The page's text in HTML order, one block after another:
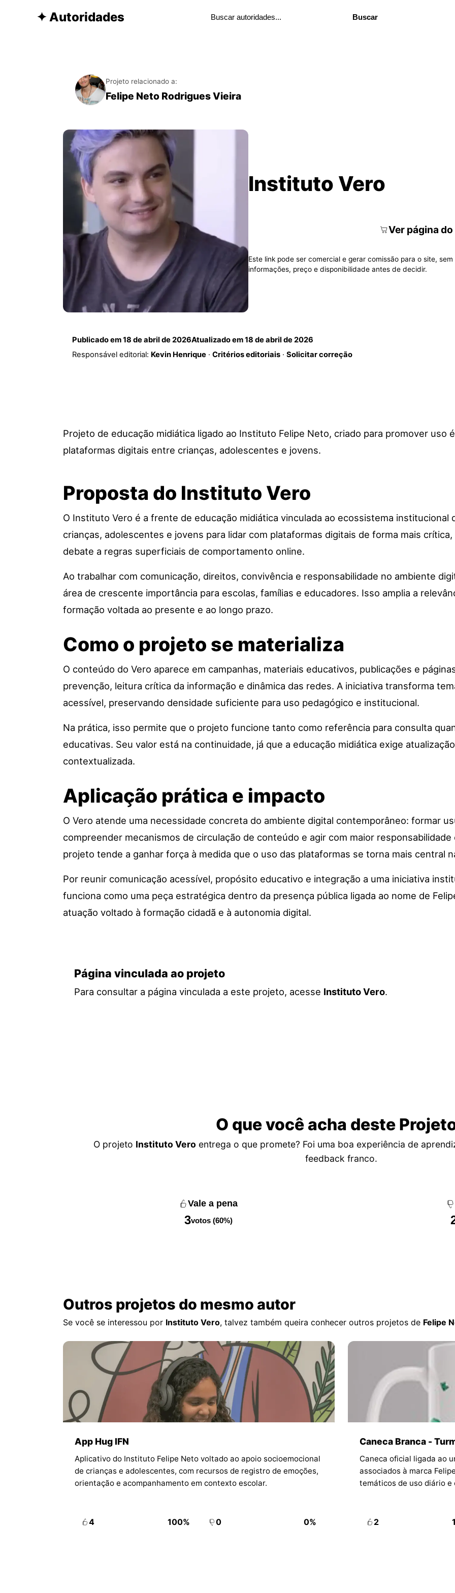
✦ Autoridades Buscar
Projeto relacionado a:
Felipe Neto Rodrigues Vieira
Instituto Vero
Ver página
Este link pode ser comercial e gerar comissão para o site,
informações, preço e disponibilidade antes de decidir.
Publicado em18 de abril de 2026Atualizado em18 de abril de 2026
Responsável editorial: Kevin Henrique· Critérios editoriais· Solicitar correção
Projeto de educação midiática ligado ao Instituto Felipe Neto, criado para promover uso
plataformas digitais entre crianças, adolescentes e jovens.
Proposta do Instituto Vero
O Instituto Vero é a frente de educação midiática vinculada ao ecossistema institucional
crianças, adolescentes e jovens para lidar com plataformas digitais de forma mais
debate a regras superficiais de comportamento online.
Ao trabalhar com comunicação, direitos, convivência e responsabilidade no ambiente
área de crescente importância para escolas, famílias e educadores. Isso amplia a
formação voltada ao presente e ao longo prazo.
Como o projeto se materializa
O conteúdo do Vero aparece em campanhas, materiais educativos, publicações e
prevenção, leitura crítica da informação e dinâmica das redes. A iniciativa transforma
acessível, preservando densidade suficiente para uso pedagógico e institucional.
Na prática, isso permite que o projeto funcione tanto como referência para consulta
educativas. Seu valor está na continuidade, já que a educação midiática exige
contextualizada.
Aplicação prática e impacto
O Vero atende uma necessidade concreta do ambiente digital contemporâneo: formar
compreender mecanismos de circulação de conteúdo e agir com maior
projeto tende a ganhar força à medida que o uso das plataformas se torna mais central
Por reunir comunicação acessível, propósito educativo e integração a uma iniciativa
funciona como uma peça estratégica dentro da presença pública ligada ao nome de
atuação voltado à formação cidadã e à autonomia digital.
Página vinculada ao projeto
Para consultar a página vinculada a este projeto, acesse Instituto Vero.
O que você acha deste
O projeto Instituto Vero entrega o que promete? Foi uma boa experiência de
feedback franco.
Vale a pena
3votos (60%)
Outros projetos do mesmo autor
Se você se interessou por Instituto Vero, talvez também queira conhecer outros projetos de Felipe
App Hug IFN
Aplicativo do Instituto Felipe Neto voltado ao apoio socioemocional
de crianças e adolescentes, com recursos de registro de emoções,
orientação e acompanhamento em contexto escolar.
4 100% 0 0%
Caneca Branca -
Caneca oficial ligada ao
associados à marca
temáticos de uso diário e
2